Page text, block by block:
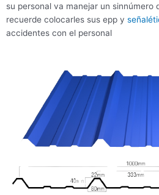
su personal va manejar un sinnúmero
recuerde colocarles sus epp y
accidentes con el personal